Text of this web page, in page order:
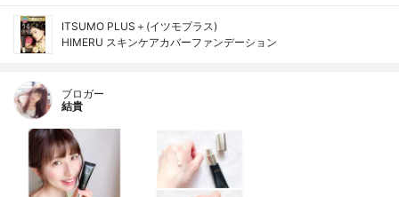
ロピルホスホン酸メチル、白金、金、安息
香酸Na、ソルビン酸Ｋ、安息香酸デナトニ
ITSUMO PLUS＋(イツモプラス)
HIMERU スキンケアカバーファンデーション
ブロガー
結貴